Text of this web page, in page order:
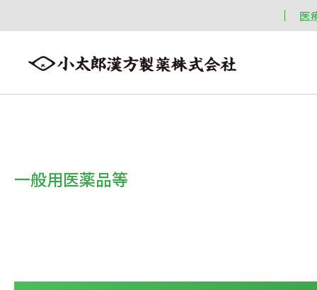
医
一般用医薬品等